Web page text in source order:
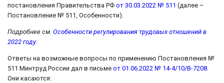
постановления Правительства РФ от 30.03.2022 № 511 (далее –
Постановление № 511, Особенности).
Подробнее см. Особенности регулирования трудовых отношений в
2022 году.
Ответы на возможные вопросы по применению Постановления №
511 Минтруд России дал в письме от 01.06.2022 № 14-4/10/В-7208.
Они касаются: